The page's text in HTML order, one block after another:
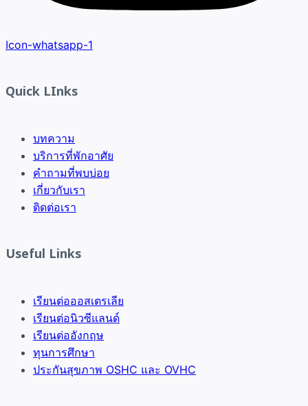
Icon-whatsapp-1
Quick LInks
บทความ
บริการที่พักอาศัย
คำถามที่พบบ่อย
เกี่ยวกับเรา
ติดต่อเรา
Useful Links
เรียนต่อออสเตรเลีย
เรียนต่อนิวซีแลนด์
เรียนต่ออังกฤษ
ทุนการศึกษา
ประกันสุขภาพ OSHC และ OVHC